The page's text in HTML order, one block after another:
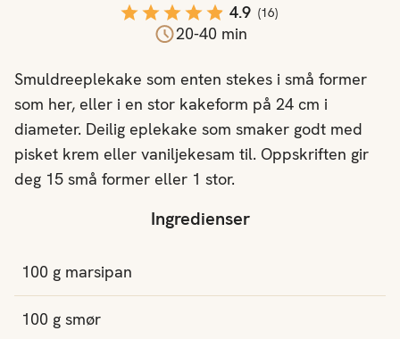
Ingredienser
100 g marsipan
100 g smør
4.9 (16)
20-40 min
Smuldreeplekake som enten stekes i små former
som her, eller i en stor kakeform på 24 cm i
diameter. Deilig eplekake som smaker godt med
pisket krem eller vaniljekesam til. Oppskriften gir
deg 15 små former eller 1 stor.